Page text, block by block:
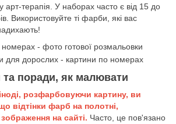
арт-терапія. У наборах часто є від 15 до
Використовуйте ті фарби, які вас
та поради, як малювати
розфарбовуючи картину, ви
відтінки фарб на полотні,
на сайті. Часто, це пов'язано